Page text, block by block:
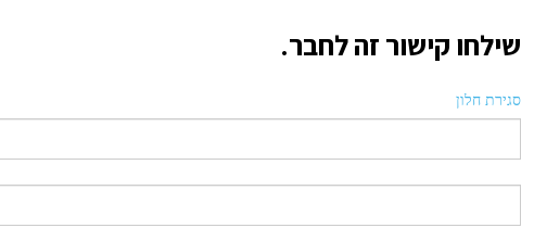
שילחו קישור זה לחבר.
סגירת חלון